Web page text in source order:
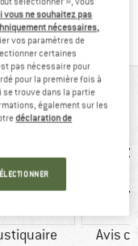
ShopsTrouve toutes les
Avis
vous ne souhaitez pas
nécessaires,
vos paramètres de
certaines
pas nécessaire pour
pour la première fois à
se trouve dans la partie
également sur les
déclaration de